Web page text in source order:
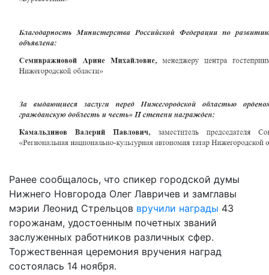
Ранее сообщалось, что спикер городской думы
Нижнего Новгорода Олег Лавричев и замглавы
мэрии Леонид Стрельцов вручили награды 43
горожанам, удостоенным почетных званий
заслуженных работников различных сфер.
Торжественная церемония вручения наград
состоялась 14 ноября.